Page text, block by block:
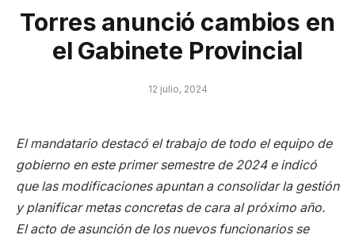
Torres anunció cambios en
el Gabinete Provincial
12 julio, 2024
El mandatario destacó el trabajo de todo el equipo de
gobierno en este primer semestre de 2024 e indicó
que las modificaciones apuntan a consolidar la gestión
y planificar metas concretas de cara al próximo año.
El acto de asunción de los nuevos funcionarios se